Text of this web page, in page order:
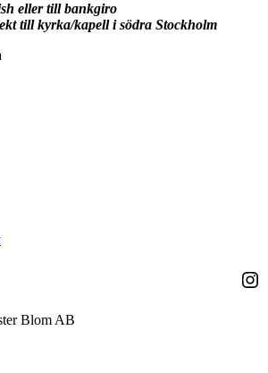
eller till bankgiro
till kyrka/kapell i södra Stockholm
Blom AB